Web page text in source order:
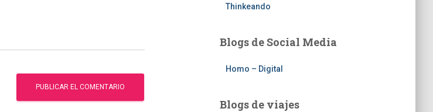
Thinkeando
Blogs de Social Media
Homo – Digital
Blogs de viajes